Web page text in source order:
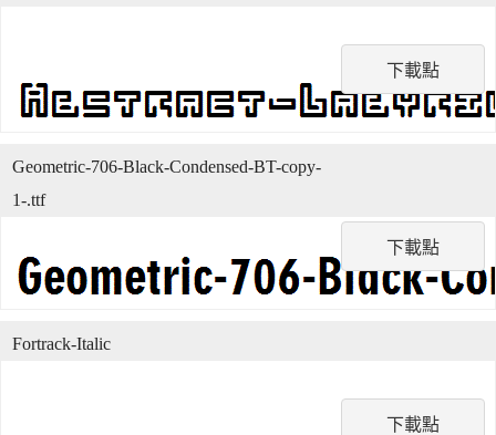
下載點
下載點
Geometric-706-Black-Condensed-BT-copy-
1-.ttf
下載點
Fortrack-Italic